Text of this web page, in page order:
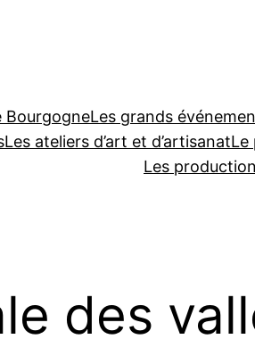
BourgogneLes grands
Les ateliers d’art et d’artisanatLe
Les
des